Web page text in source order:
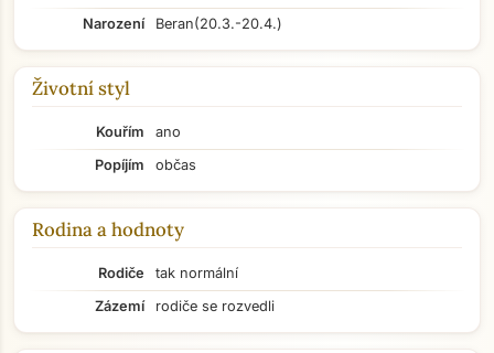
Narození
Beran(20.3.-20.4.)
Životní styl
Kouřím
ano
Popíjím
občas
Rodina a hodnoty
Rodiče
tak normální
Zázemí
rodiče se rozvedli